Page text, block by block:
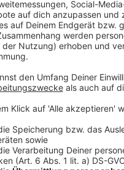
offensiver
aus dem
Gastgeber –
eins
Die ersten
Minuten
jedoch
zwei
folgte das
sich nun ein